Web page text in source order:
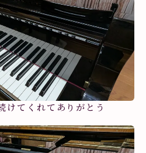
けてくれてありがとう